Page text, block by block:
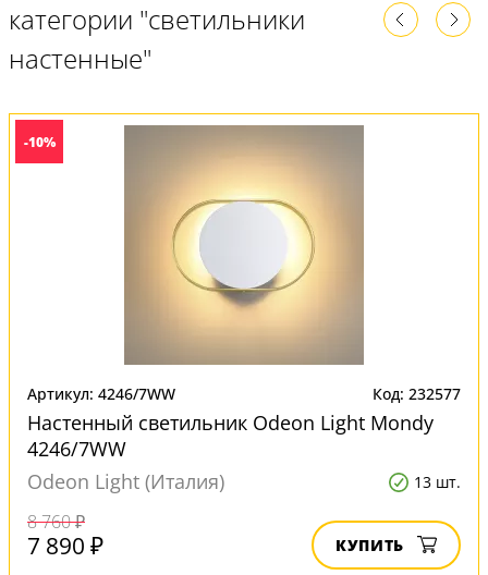
категории "светильники
настенные"
-10%
Артикул: 4246/7WW Код: 232577
Настенный светильник Odeon Light Mondy
4246/7WW
Odeon Light (Италия)
13 шт.
8 760 ₽
7 890 ₽ КУПИТЬ